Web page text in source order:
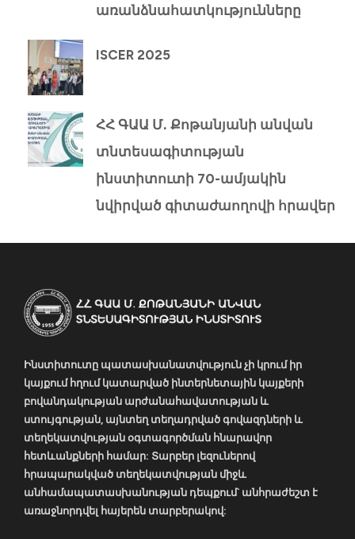
առանձնահատկությունները
ISCER 2025
ՀՀ ԳԱԱ Մ․ Քոթանյանի անվան
տնտեսագիտության
ինստիտուտի 70-ամյակին
նվիրված գիտաժաողովի հրավեր
Ինստիտուտը պատասխանատվություն չի կրում իր
կայքում հղում կատարված ինտերնետային կայքերի
բովանդակության արժանահավատության և
ստույգության, այնտեղ տեղադրված գովազդների և
տեղեկատվության օգտագործման հնարավոր
հետևանքների համար: Տարբեր լեզուներով
հրապարակված տեղեկատվության միջև
անհամապատասխանության դեպքում` անհրաժեշտ է
առաջնորդվել հայերեն տարբերակով: